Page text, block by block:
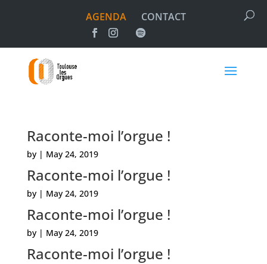
AGENDA CONTACT
Raconte-moi l’orgue !
by | May 24, 2019
Raconte-moi l’orgue !
by | May 24, 2019
Raconte-moi l’orgue !
by | May 24, 2019
Raconte-moi l’orgue !